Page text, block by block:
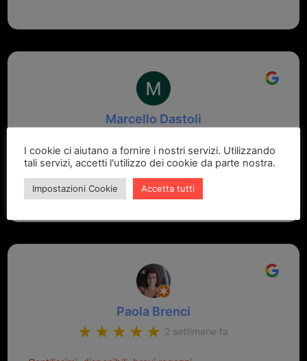
Marcello Dastoli
GRANDE PROFESSIONALITA' E DISPONIBILITA' - UN
VERO PUNTO DI RIFERIMENTO PER LA ZONA
Paola Brenci
2 settimane fa
I cookie ci aiutano a fornire i nostri servizi. Utilizzando
tali servizi, accetti l'utilizzo dei cookie da parte nostra.
Impostazioni Cookie Accetta tutti